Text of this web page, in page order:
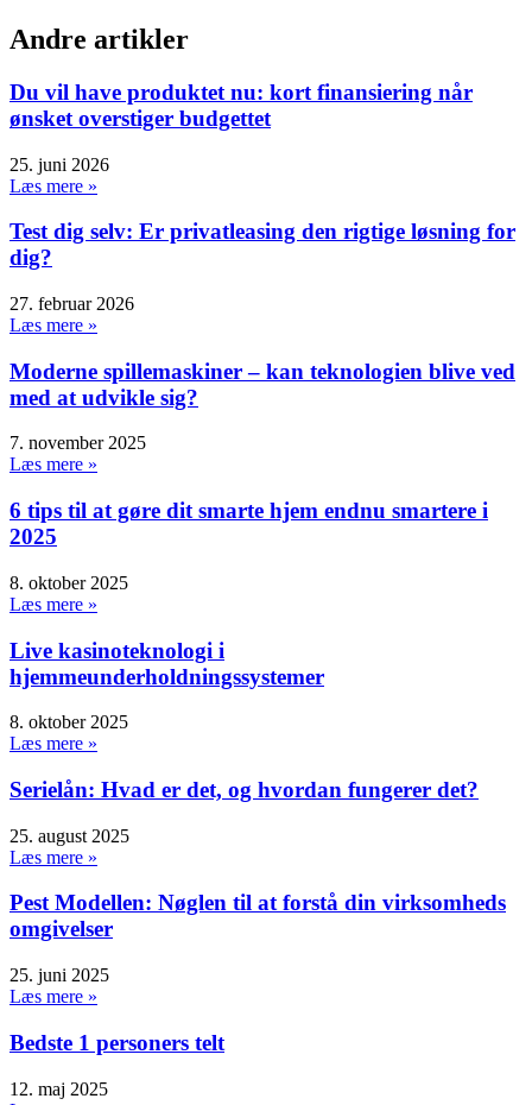
Andre artikler
Du vil have produktet nu: kort finansiering når
ønsket overstiger budgettet
25. juni 2026
Læs mere »
Test dig selv: Er privatleasing den rigtige løsning for
dig?
27. februar 2026
Læs mere »
Moderne spillemaskiner – kan teknologien blive ved
med at udvikle sig?
7. november 2025
Læs mere »
6 tips til at gøre dit smarte hjem endnu smartere i
2025
8. oktober 2025
Læs mere »
Live kasinoteknologi i
hjemmeunderholdningssystemer
8. oktober 2025
Læs mere »
Serielån: Hvad er det, og hvordan fungerer det?
25. august 2025
Læs mere »
Pest Modellen: Nøglen til at forstå din virksomheds
omgivelser
25. juni 2025
Læs mere »
Bedste 1 personers telt
12. maj 2025